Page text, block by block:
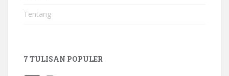
Tentang
7 TULISAN POPULER